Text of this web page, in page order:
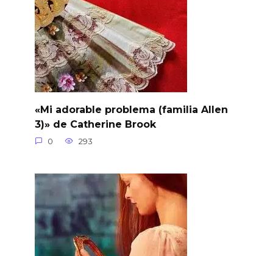
«Mi adorable problema (familia Allen
3)» de Catherine Brook
0 293